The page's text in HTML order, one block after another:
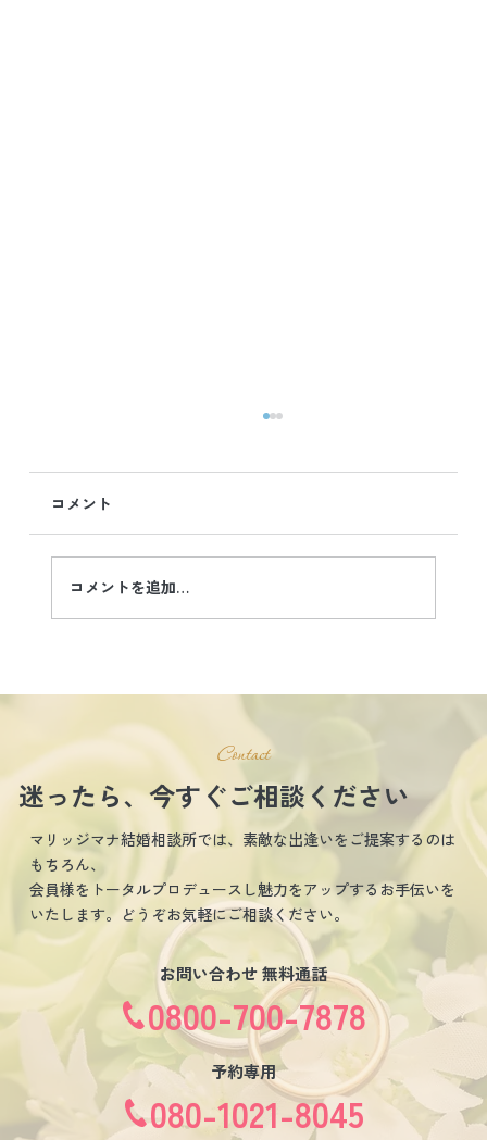
会“自然体でいられる彼女”との出会いが
人生を変えた成婚ストーリー
コメント
コメントを追加…
Contact
迷ったら、今すぐご相談ください
マリッジマナ結婚相談所では、素敵な出逢いをご提案するのは
もちろん、
会員様をトータルプロデュースし魅力をアップするお手伝いを
いたします。どうぞお気軽にご相談ください。
お問い合わせ 無料通話
0800-700-7878
予約専用
080-1021-8045